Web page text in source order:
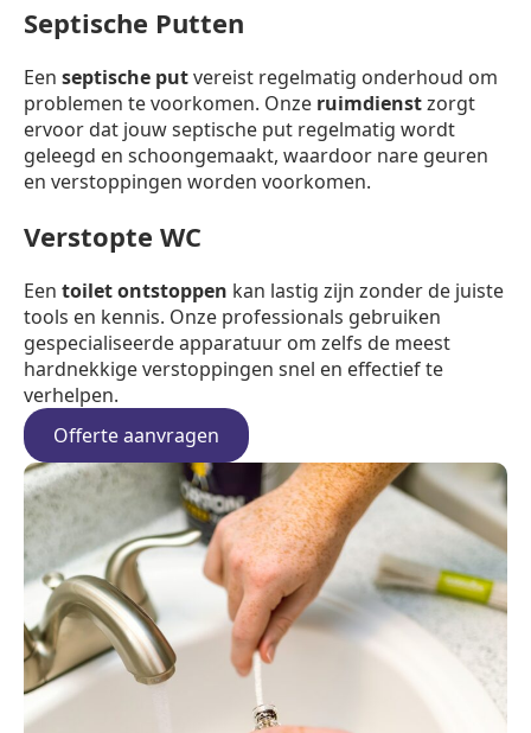
Septische Putten
Een septische putvereist regelmatig onderhoud om
problemen te voorkomen. Onze ruimdienstzorgt
ervoor dat jouw septische put regelmatig wordt
geleegd en schoongemaakt, waardoor nare geuren
en verstoppingen worden voorkomen.
Verstopte WC
Een toilet ontstoppen kan lastig zijn zonder de juiste
tools en kennis. Onze professionals gebruiken
gespecialiseerde apparatuur om zelfs de meest
hardnekkige verstoppingen snel en effectief te
verhelpen.
Offerte aanvragen